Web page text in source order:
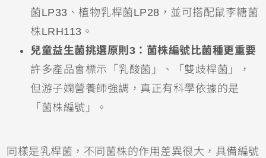
菌LP33、植物乳桿菌LP28，並可搭配鼠李糖菌
株LRH113。
兒童益生菌挑選原則3：菌株編號比菌種更重要
許多產品會標示「乳酸菌」、「雙歧桿菌」，
但游子嫻營養師強調，真正有科學依據的是
「菌株編號」。
同樣是乳桿菌，不同菌株的作用差異很大，具備編號